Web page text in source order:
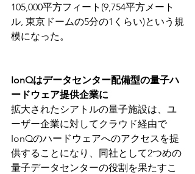
105,000平方フィート(9,754平方メート
ル, 東京ドームの5分の1くらい)という規
模になった。
IonQはデータセンター配備型の量子ハ
ードウェア提供企業に
拡大されたシアトルの量子施設は、ユ
ーザー企業に対してクラウド経由で
IonQのハードウェアへのアクセスを提
供することになり、同社として2つめの
量子データセンターの役割を果たすこ